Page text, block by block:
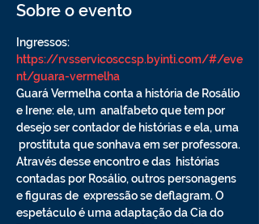
Sobre o evento
Ingressos:
https://rvsservicosccsp.byinti.com/#/eve
nt/guara-vermelha
Guará Vermelha conta a história de Rosálio
e Irene: ele, um  analfabeto que tem por
desejo ser contador de histórias e ela, uma
prostituta que sonhava em ser professora.
Através desse encontro e das  histórias
contadas por Rosálio, outros personagens
e figuras de  expressão se deflagram. O
espetáculo é uma adaptação da Cia do